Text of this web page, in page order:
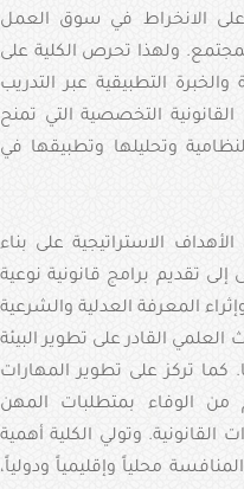
على الانخراط في سوق العمل
ولهذا تحرص الكلية على
التطبيقية عبر التدريب
القانونية التخصصية التي تمنح
وتحليلها وتطبيقها في
الاستراتيجية على بناء
تقديم برامج قانونية نوعية
المعرفة العدلية والشرعية
القادر على تطوير البيئة
كما تركز على تطوير المهارات
من الوفاء بمتطلبات المهن
القانونية. وتولي الكلية أهمية
محلياً وإقليمياً ودولياً،